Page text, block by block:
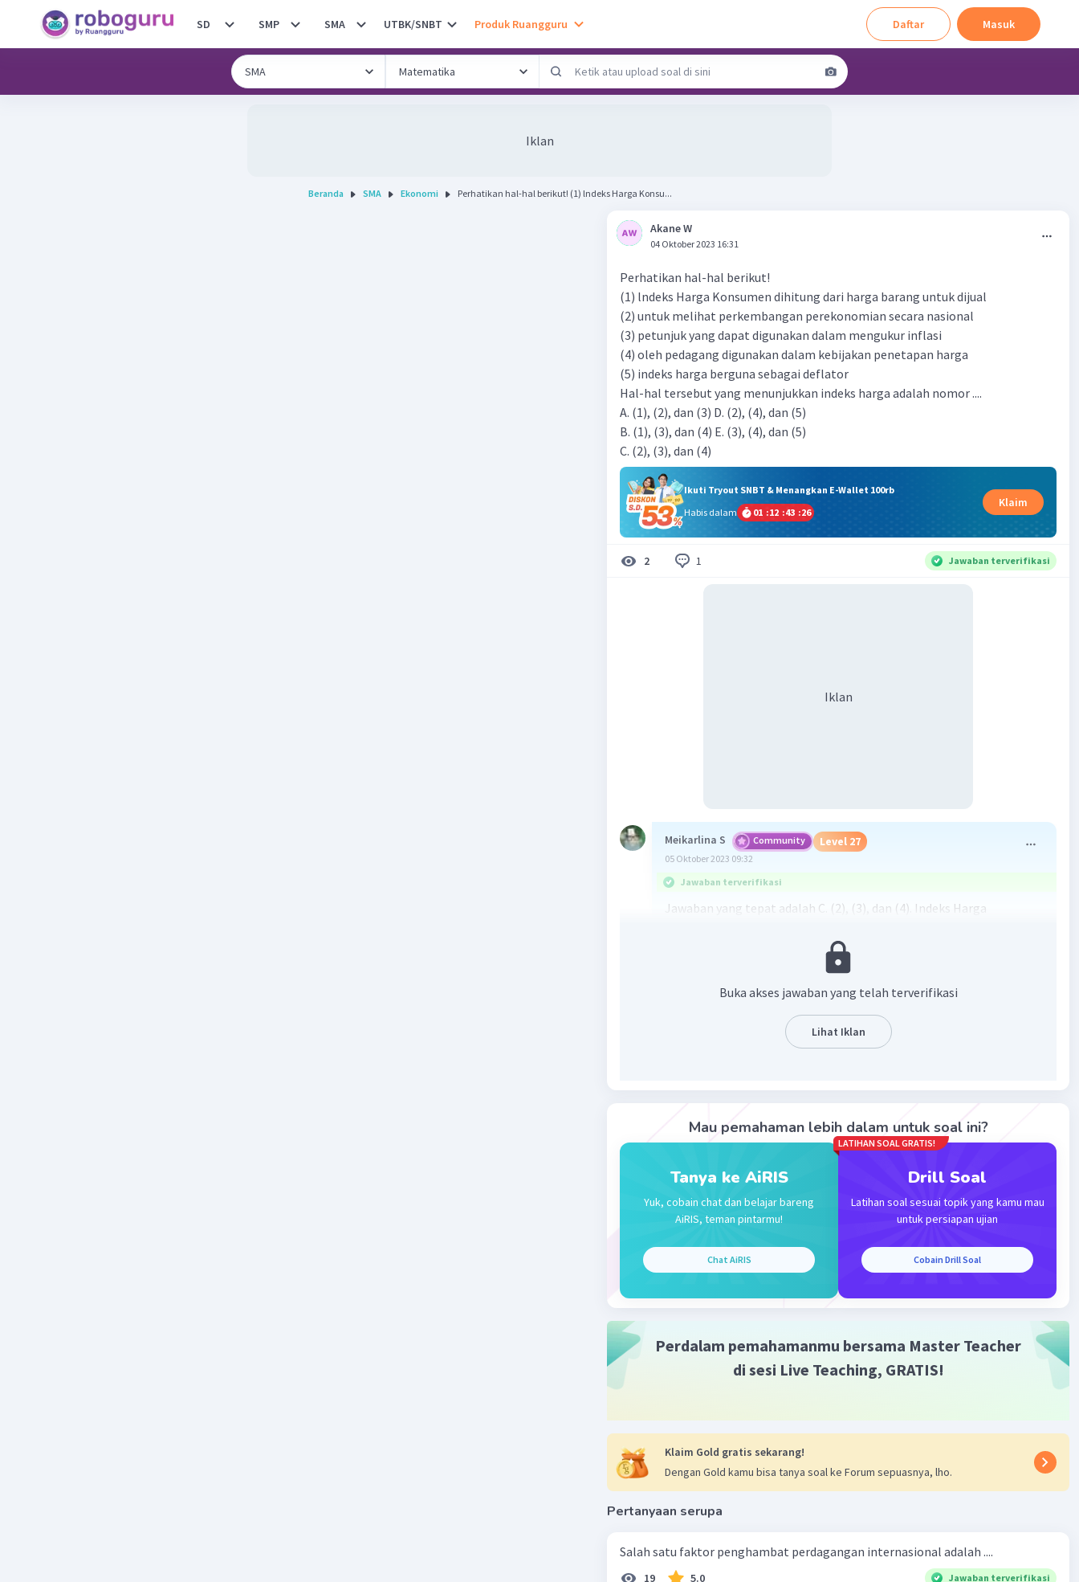
SD SMP SMA UTBK/SNBT Produk Ruangguru Daftar Masuk
Iklan
Beranda SMA Ekonomi Perhatikan hal-hal berikut! (1) lndeks Harga Konsu...
Akane W
04 Oktober 2023 16:31
Perhatikan hal-hal berikut!
(1) lndeks Harga Konsumen dihitung dari harga barang untuk dijual
(2) untuk melihat perkembangan perekonomian secara nasional
(3) petunjuk yang dapat digunakan dalam mengukur inflasi
(4) oleh pedagang digunakan dalam kebijakan penetapan harga
(5) indeks harga berguna sebagai deflator
Hal-hal tersebut yang menunjukkan indeks harga adalah nomor ....
A. (1), (2), dan (3) D. (2), (4), dan (5)
B. (1), (3), dan (4) E. (3), (4), dan (5)
C. (2), (3), dan (4)
Ikuti Tryout SNBT & Menangkan E-Wallet 100rb
Habis dalam
01 :12 :43 :25
Klaim
2 1 Jawaban terverifikasi
Iklan
Meikarlina S Community Level 27
05 Oktober 2023 09:32
Jawaban terverifikasi
Jawaban yang tepat adalah C. (2), (3), dan (4). Indeks Harga
lebih berkaitan dengan peran harga dalam konsumsi. Indeks harga
berguna sebagai deflator (pernyataan 5) lebih berkaitan dengan
penggunaan indeks harga dalam perhitungan statistik. Sedangkan
pernyataan 2, 3, dan 4 lebih berkaitan dengan penggunaan indeks
harga dalam analisis ekonomi, seperti untuk melihat perkembangan
perekonomian secara nasional, petunjuk yang dapat digunakan
Beri Rating·0.0(0) Balas
Buka akses jawaban yang telah terverifikasi
Lihat Iklan
Mau pemahaman lebih dalam untuk soal ini?
Tanya ke AiRIS
Yuk, cobain chat dan belajar bareng
AiRIS, teman pintarmu!
Chat AiRIS
LATIHAN SOAL GRATIS!
Drill Soal
Latihan soal sesuai topik yang kamu mau
untuk persiapan ujian
Cobain Drill Soal
Perdalam pemahamanmu bersama Master Teacher
di sesi Live Teaching, GRATIS!
Klaim Gold gratis sekarang!
Dengan Gold kamu bisa tanya soal ke Forum sepuasnya, lho.
Pertanyaan serupa
Salah satu faktor penghambat perdagangan internasional adalah ....
19 5.0 Jawaban terverifikasi